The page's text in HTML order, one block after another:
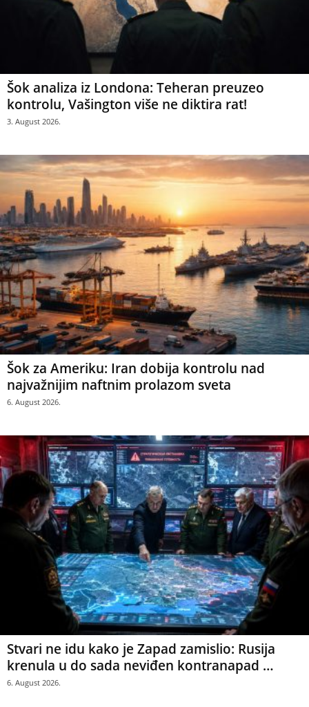
Šok analiza iz Londona: Teheran preuzeo
kontrolu, Vašington više ne diktira rat!
3. August 2026.
Šok za Ameriku: Iran dobija kontrolu nad
najvažnijim naftnim prolazom sveta
6. August 2026.
Stvari ne idu kako je Zapad zamislio: Rusija
krenula u do sada neviđen kontranapad …
6. August 2026.